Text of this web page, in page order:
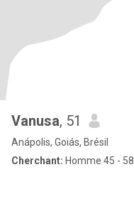
Vanusa, 51
Anápolis, Goiás, Brésil
Cherchant: Homme 45 - 58